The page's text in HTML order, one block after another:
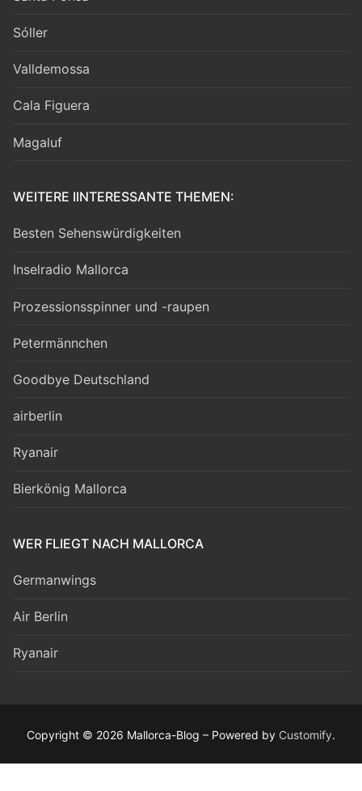
Sóller
Valldemossa
Cala Figuera
Magaluf
WEITERE IINTERESSANTE THEMEN:
Besten Sehenswürdigkeiten
Inselradio Mallorca
Prozessionsspinner und -raupen
Petermännchen
Goodbye Deutschland
airberlin
Ryanair
Bierkönig Mallorca
WER FLIEGT NACH MALLORCA
Germanwings
Air Berlin
Ryanair
Copyright © 2026 Mallorca-Blog – Powered by Customify.